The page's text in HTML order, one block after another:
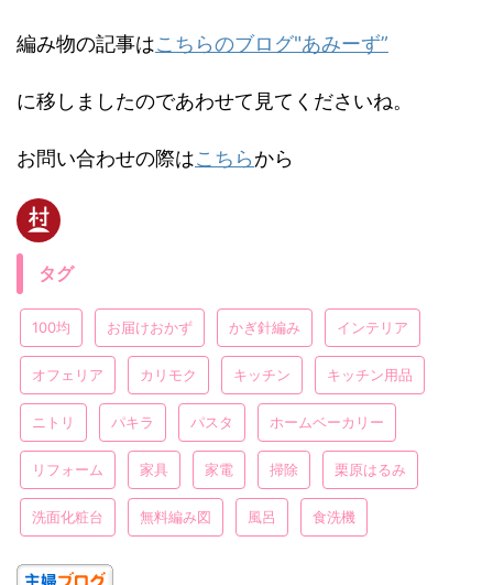
編み物の記事はこちらのブログ"あみーず”
に移しましたのであわせて見てくださいね。
お問い合わせの際はこちらから
タグ
100均 お届けおかず かぎ針編み インテリア
オフェリア カリモク キッチン キッチン用品
ニトリ パキラ パスタ ホームベーカリー
リフォーム 家具 家電 掃除 栗原はるみ
洗面化粧台 無料編み図 風呂 食洗機